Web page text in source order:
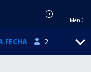
Menú
FECHA 2